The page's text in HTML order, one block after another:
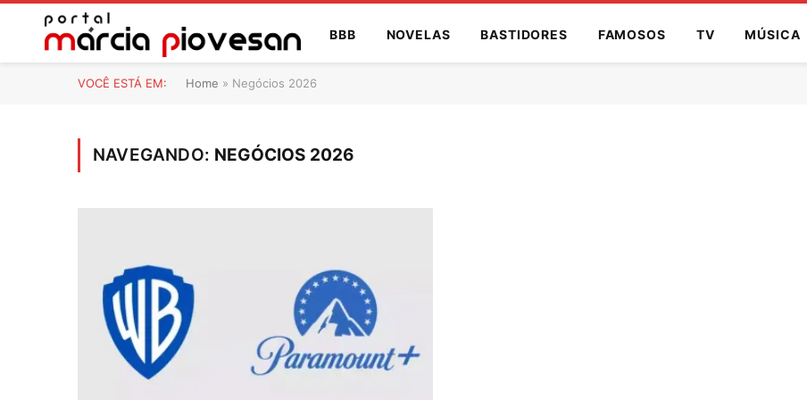
BBB NOVELAS BASTIDORES FAMOSOS TV MÚSICA
VOCÊ ESTÁ EM: Home » Negócios 2026
NAVEGANDO: NEGÓCIOS 2026